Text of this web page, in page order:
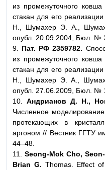
из промежуточного
стакан для его
Н., Шумахер Э. А.,
опубл. 20.09.2004, Бюл. №
9. Пат. РФ 2359782.
из промежуточного
стакан для его
Н., Шумахер Э. А.,
опубл. 27.06.2009, Бюл. №
10.Андрианов Д. H.,
Численное
протекающих в
аргоном // Вестник ГГТУ
44–48.
11.
Seong-Mok Cho,
Brian G. Thomas. Effect